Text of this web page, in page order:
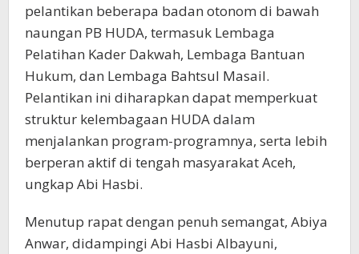
pelantikan beberapa badan otonom di bawah
naungan PB HUDA, termasuk Lembaga
Pelatihan Kader Dakwah, Lembaga Bantuan
Hukum, dan Lembaga Bahtsul Masail.
Pelantikan ini diharapkan dapat memperkuat
struktur kelembagaan HUDA dalam
menjalankan program-programnya, serta lebih
berperan aktif di tengah masyarakat Aceh,
ungkap Abi Hasbi.
Menutup rapat dengan penuh semangat, Abiya
Anwar, didampingi Abi Hasbi Albayuni,